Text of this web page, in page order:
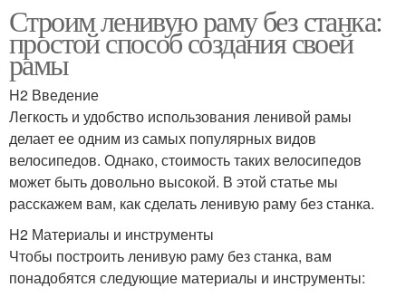
Строим ленивую раму без станка:
простой способ создания своей
рамы
H2 Введение
Легкость и удобство использования ленивой рамы
делает ее одним из самых популярных видов
велосипедов. Однако, стоимость таких велосипедов
может быть довольно высокой. В этой статье мы
расскажем вам, как сделать ленивую раму без станка.
H2 Материалы и инструменты
Чтобы построить ленивую раму без станка, вам
понадобятся следующие материалы и инструменты: